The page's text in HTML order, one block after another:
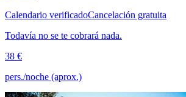
Calendario verificadoCancelación gratuita
Todavía no se te cobrará nada.
38 €
pers./noche (aprox.)